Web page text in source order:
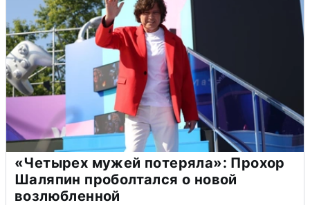
«Четырех мужей потеряла»: Прохор
Шаляпин проболтался о новой
возлюбленной